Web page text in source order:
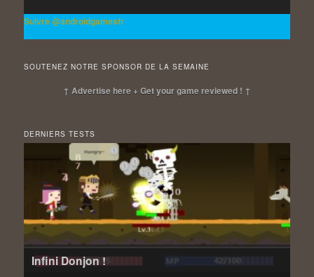
Suivre @androidgamesfr
SOUTENEZ NOTRE SPONSOR DE LA SEMAINE
↑ Advertise here + Get your game reviewed ! ↑
DERNIERS TESTS
Infini Donjon !